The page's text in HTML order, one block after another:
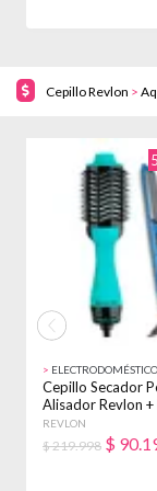
Cepillo Revlon >
>
BELLEZA
Cepillo Secador
Alisador Revlon +
Allure 1020
REVLON
$ 219.998 $